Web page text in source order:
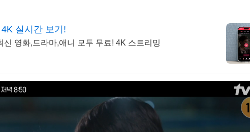
실시간 보기!
신 영화,드라마,애니 모두 무료! 4K 스트리밍